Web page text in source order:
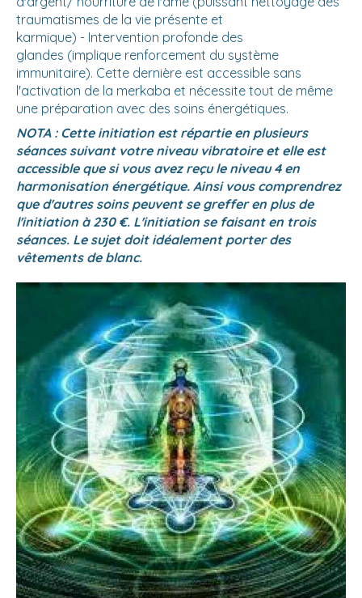
traumatismes de la vie présente et
karmique) - Intervention profonde des
glandes (implique renforcement du système
immunitaire). Cette dernière est accessible sans
l'activation de la merkaba et nécessite tout de même
une préparation avec des soins énergétiques.
NOTA : Cette initiation est répartie en plusieurs
séances suivant votre niveau vibratoire et elle est
accessible que si vous avez reçu le niveau 4 en
harmonisation énergétique. Ainsi vous comprendrez
que d'autres soins peuvent se greffer en plus de
l'initiation à 230 €. L'initiation se faisant en trois
séances. Le sujet doit idéalement porter des
vêtements de blanc.